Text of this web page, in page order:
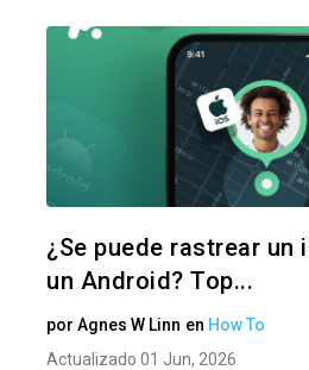
¿Se puede rastrear un
un Android? Top...
por Agnes W Linn en How To
Actualizado 01 Jun, 2026